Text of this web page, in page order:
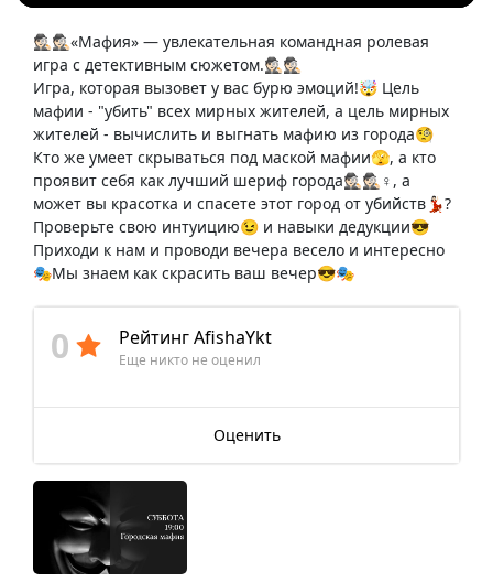
🕵🏻🕵🏻«Мафия» — увлекательная командная ролевая
игра с детективным сюжетом.🕵🏻🕵🏻
Игра, которая вызовет у вас бурю эмоций!🤯 Цель
мафии - "убить" всех мирных жителей, а цель мирных
жителей - вычислить и выгнать мафию из города🧐
Кто же умеет скрываться под маской мафии🫣, а кто
проявит себя как лучший шериф города🕵🏻🕵🏻♀️, а
может вы красотка и спасете этот город от убийств💃🏻?
Проверьте свою интуицию😉 и навыки дедукции😎
Приходи к нам и проводи вечера весело и интересно
🎭Мы знаем как скрасить ваш вечер😎🎭
0 Рейтинг AfishaYkt
Еще никто не оценил
Оценить